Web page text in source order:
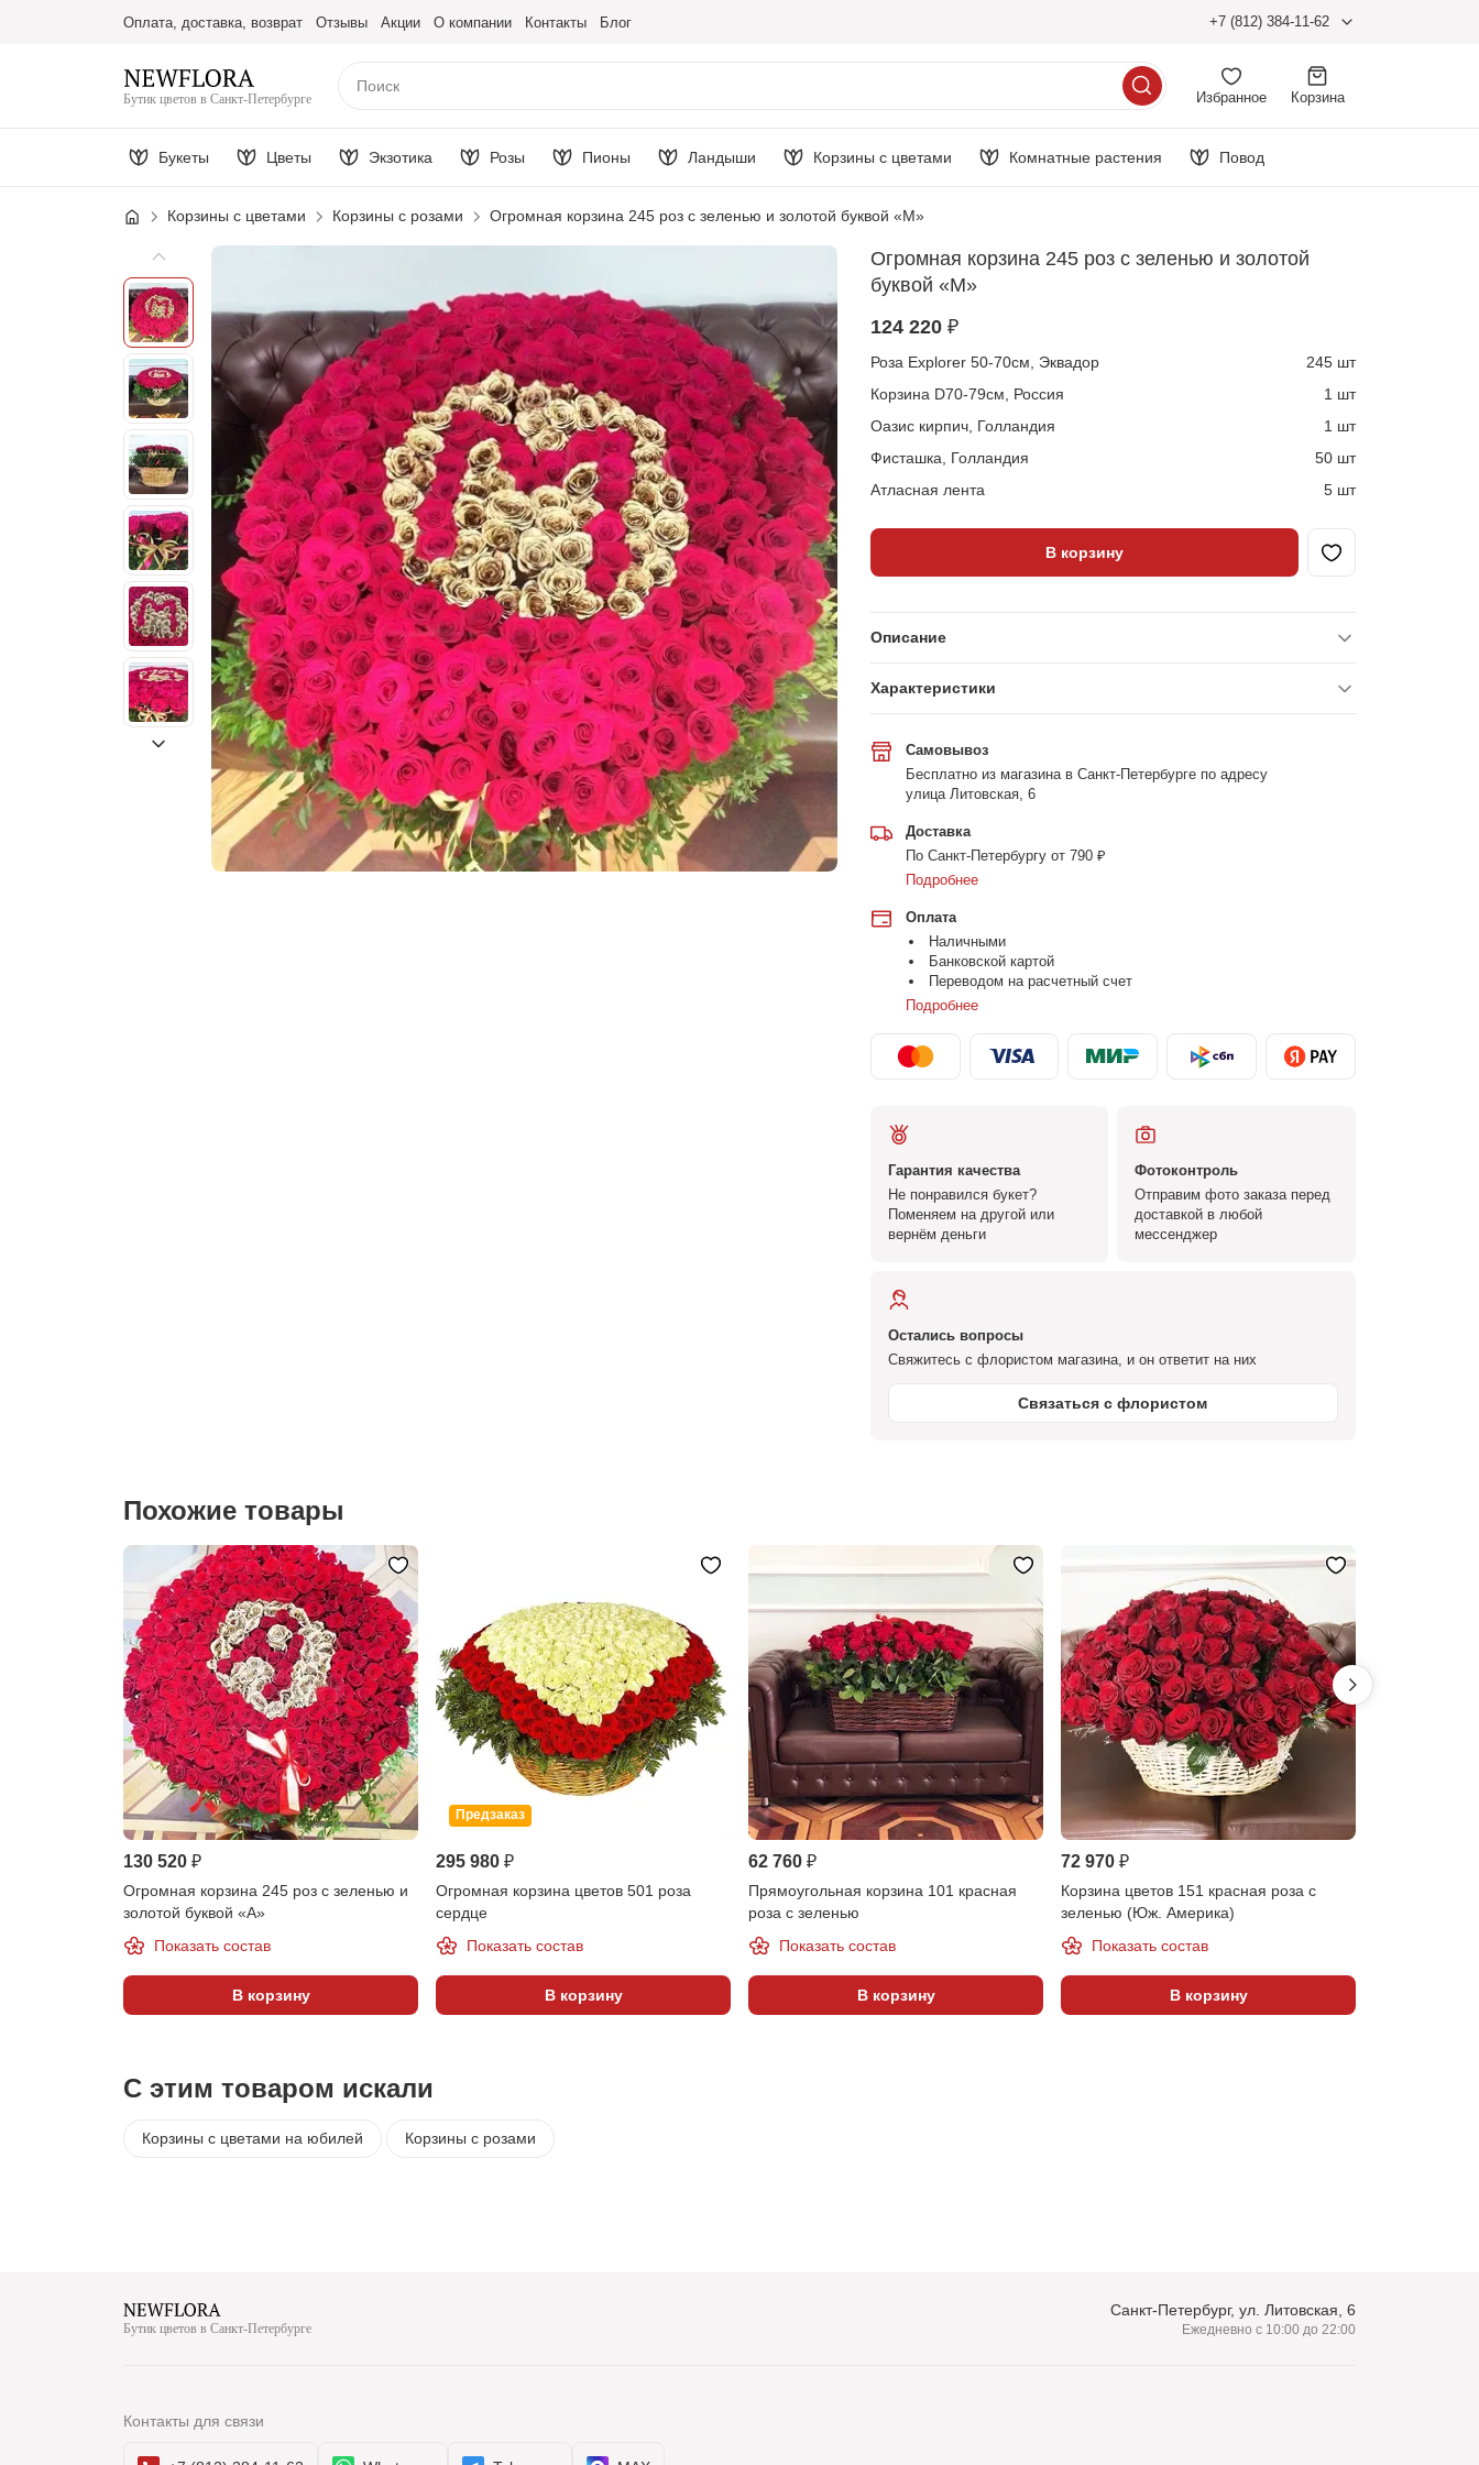
Оплата, доставка, возврат Отзывы Акции О компании Контакты Блог +7 (812) 384-11-62
Бутик цветов в Санкт-Петербурге Избранное Корзина
Букеты Цветы Экзотика Розы Пионы Ландыши Корзины с цветами Комнатные растения Повод
Корзины с цветами Корзины с розами Огромная корзина 245 роз с зеленью и золотой буквой «M»
Огромная корзина 245 роз с зеленью и золотой
буквой «M»
124 220 ₽
Роза Explorer 50-70см, Эквадор
245 шт
Корзина D70-79см, Россия
1 шт
Оазис кирпич, Голландия
1 шт
Фисташка, Голландия
50 шт
Атласная лента
5 шт
В корзину
Описание
Характеристики
Самовывоз
Бесплатно из магазина в Санкт-Петербурге по адресу
улица Литовская, 6
Доставка
По Санкт-Петербургу от 790 ₽
Подробнее
Оплата
Наличными
Банковской картой
Переводом на расчетный счет
Подробнее
Гарантия качества
Не понравился букет?
Поменяем на другой или
вернём деньги
Фотоконтроль
Отправим фото заказа перед
доставкой в любой
мессенджер
Остались вопросы
Свяжитесь с флористом магазина, и он ответит на них
Связаться с флористом
Похожие товары
130 520 ₽
Огромная корзина 245 роз с зеленью и
золотой буквой «А»
Показать состав
В корзину
Предзаказ
295 980 ₽
Огромная корзина цветов 501 роза
сердце
Показать состав
В корзину
62 760 ₽
Прямоугольная корзина 101 красная
роза с зеленью
Показать состав
В корзину
72 970 ₽
Корзина цветов 151 красная роза с
зеленью (Юж. Америка)
Показать состав
В корзину
С этим товаром искали
Корзины с цветами на юбилей Корзины с розами
Бутик цветов в Санкт-Петербурге
Санкт-Петербург, ул. Литовская, 6
Ежедневно с 10:00 до 22:00
Контакты для связи